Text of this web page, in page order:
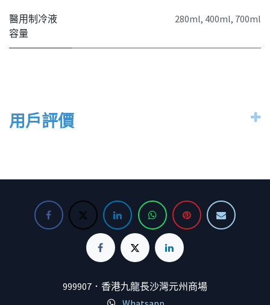
醫用制冷液
容量
280ml, 400ml, 700ml
用戶評價
999907．香港九龍長沙灣元州商場